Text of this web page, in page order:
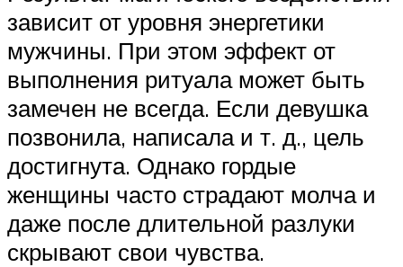
зависит от уровня энергетики
мужчины. При этом эффект от
выполнения ритуала может быть
замечен не всегда. Если девушка
позвонила, написала и т. д., цель
достигнута. Однако гордые
женщины часто страдают молча и
даже после длительной разлуки
скрывают свои чувства.